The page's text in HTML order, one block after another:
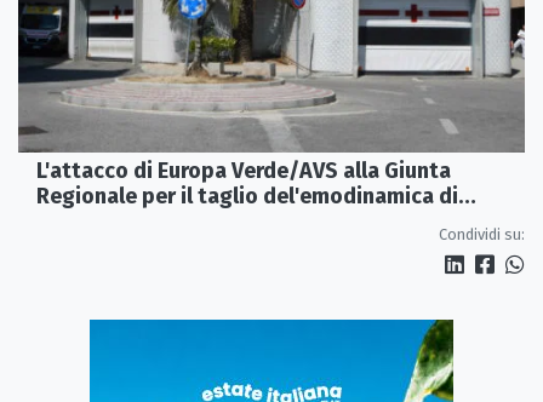
L'attacco di Europa Verde/AVS alla Giunta
Regionale per il taglio del'emodinamica di
Condividi su: